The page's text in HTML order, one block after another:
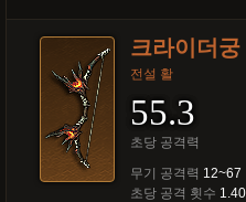
크라이더궁
전설 활
55.3
초당 공격력
무기 공격력 12~67
초당 공격 횟수 1.40